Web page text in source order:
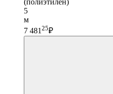
5
м
7 481 25₽